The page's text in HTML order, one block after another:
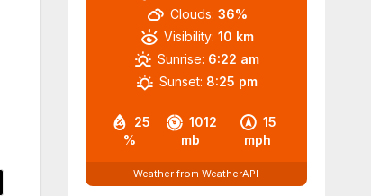
25
%
1012
mb
15
mph
Clouds: 36%
Visibility: 10 km
Sunrise: 6:22 am
Sunset: 8:25 pm
Weather from WeatherAPI